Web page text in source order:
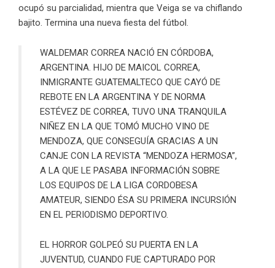
ocupó su parcialidad, mientra que Veiga se va chiflando
bajito. Termina una nueva fiesta del fútbol.
WALDEMAR CORREA NACIÓ EN CÓRDOBA,
ARGENTINA. HIJO DE MAICOL CORREA,
INMIGRANTE GUATEMALTECO QUE CAYÓ DE
REBOTE EN LA ARGENTINA Y DE NORMA
ESTÉVEZ DE CORREA, TUVO UNA TRANQUILA
NIÑEZ EN LA QUE TOMÓ MUCHO VINO DE
MENDOZA, QUE CONSEGUÍA GRACIAS A UN
CANJE CON LA REVISTA “MENDOZA HERMOSA”,
A LA QUE LE PASABA INFORMACIÓN SOBRE
LOS EQUIPOS DE LA LIGA CORDOBESA
AMATEUR, SIENDO ÉSA SU PRIMERA INCURSIÓN
EN EL PERIODISMO DEPORTIVO.
EL HORROR GOLPEÓ SU PUERTA EN LA
JUVENTUD, CUANDO FUE CAPTURADO POR